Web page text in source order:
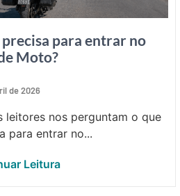
precisa para entrar no
Moto?
de 2026
leitores nos perguntam o que
para entrar no...
Leitura